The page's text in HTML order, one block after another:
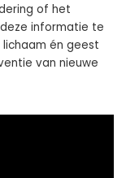
of het
informatie te
én geest
van nieuwe